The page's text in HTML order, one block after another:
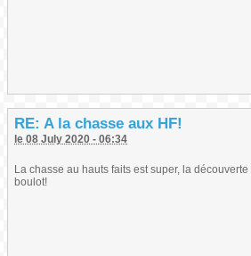
RE: A la chasse aux HF!
le 08 July 2020 - 06:34
La chasse au hauts faits est super, la
boulot!